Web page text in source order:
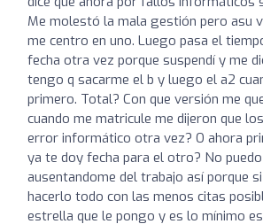
Me molestó la mala gestión pero asu
me centro en uno. Luego pasa el
fecha otra vez porque suspendí y me
tengo q sacarme el b y luego el a2
primero. Total? Con que versión me
cuando me matricule me dijeron que
error informático otra vez? O ahora
ya te doy fecha para el otro? No
ausentandome del trabajo así porque
hacerlo todo con las menos citas
estrella que le pongo y es lo mínimo